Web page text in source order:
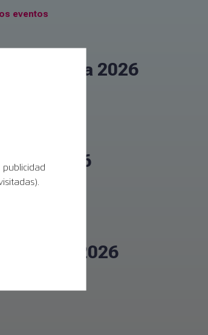
eventos
Barcelona 2026
2026
completa
Oviedo 2026
publicidad